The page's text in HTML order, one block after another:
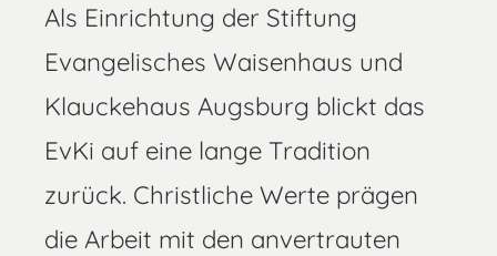
Als Einrichtung der Stiftung
Evangelisches Waisenhaus und
Klauckehaus Augsburg blickt das
EvKi auf eine lange Tradition
zurück. Christliche Werte prägen
die Arbeit mit den anvertrauten